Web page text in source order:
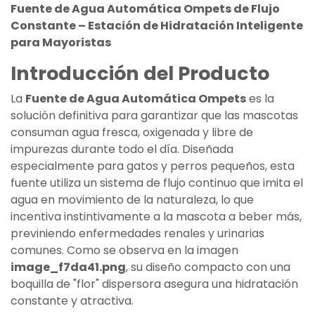
Fuente de Agua Automática Ompets de Flujo
Constante – Estación de Hidratación Inteligente
para Mayoristas
Introducción del Producto
La Fuente de Agua Automática Ompetses la
solución definitiva para garantizar que las mascotas
consuman agua fresca, oxigenada y libre de
impurezas durante todo el día. Diseñada
especialmente para gatos y perros pequeños, esta
fuente utiliza un sistema de flujo continuo que imita el
agua en movimiento de la naturaleza, lo que
incentiva instintivamente a la mascota a beber más,
previniendo enfermedades renales y urinarias
comunes. Como se observa en la imagen
image_f7da41.png, su diseño compacto con una
boquilla de "flor" dispersora asegura una hidratación
constante y atractiva.